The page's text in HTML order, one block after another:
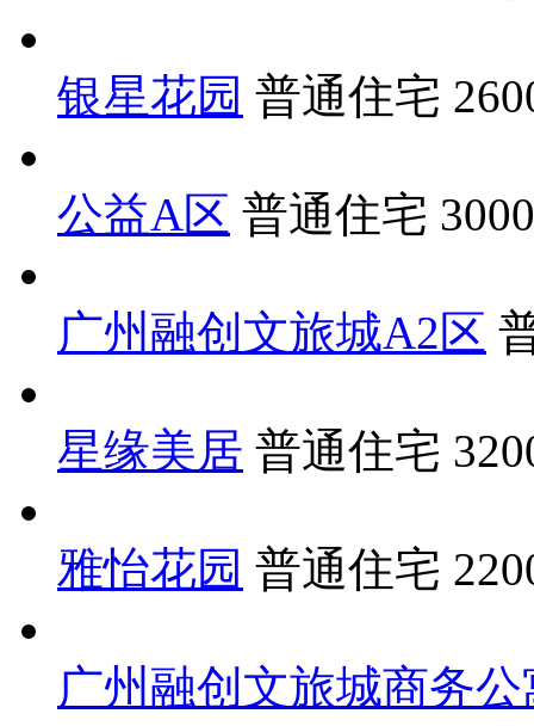
银星花园 普通住宅
公益A区 普通住宅
广州融创文旅城A2区
星缘美居 普通住宅
雅怡花园 普通住宅
广州融创文旅城商务公